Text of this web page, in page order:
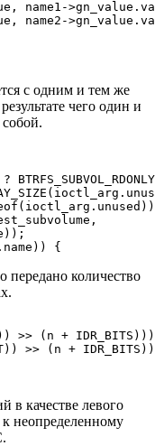
name1-
name2-
с одним и тем же
чего один и
{
передано количество
>> (n +
>> (n +
в качестве левого
к неопределенному